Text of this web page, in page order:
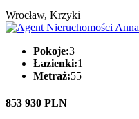
Wrocław, Krzyki
Pokoje:3
Łazienki:1
Metraż:55
853 930 PLN